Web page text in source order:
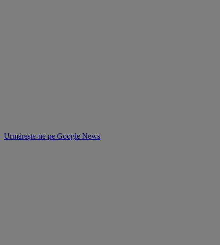
Urmărește-ne pe Google News